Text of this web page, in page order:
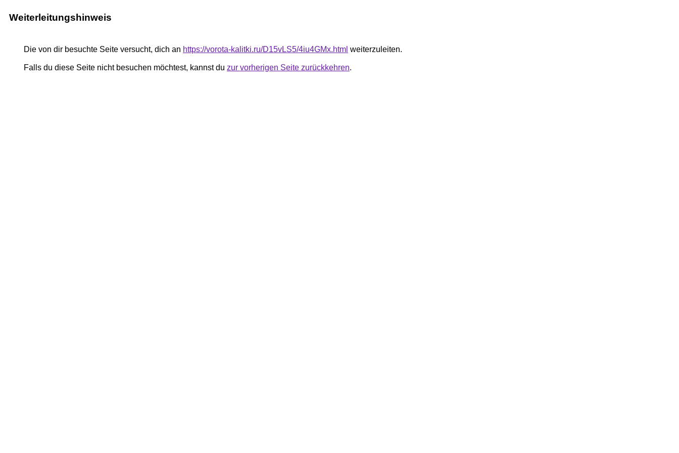
Weiterleitungshinweis
Die von dir besuchte Seite versucht, dich an https://vorota-kalitki.ru/D15vLS5/4iu4GMx.html weiterzuleiten.
Falls du diese Seite nicht besuchen möchtest, kannst du zur vorherigen Seite zurückkehren.